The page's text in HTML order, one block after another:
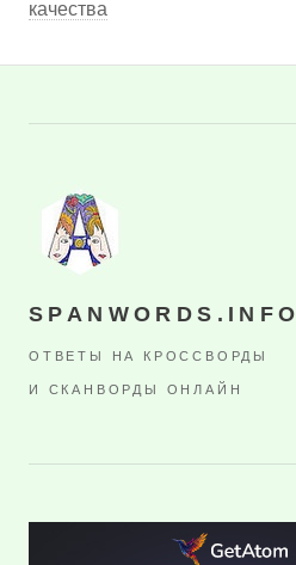
качества
SPANWORDS.INFO
ОТВЕТЫ НА КРОССВОРДЫ
И СКАНВОРДЫ ОНЛАЙН